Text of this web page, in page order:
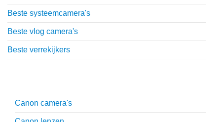
Beste systeemcamera's
Beste vlog camera's
Beste verrekijkers
Canon camera's